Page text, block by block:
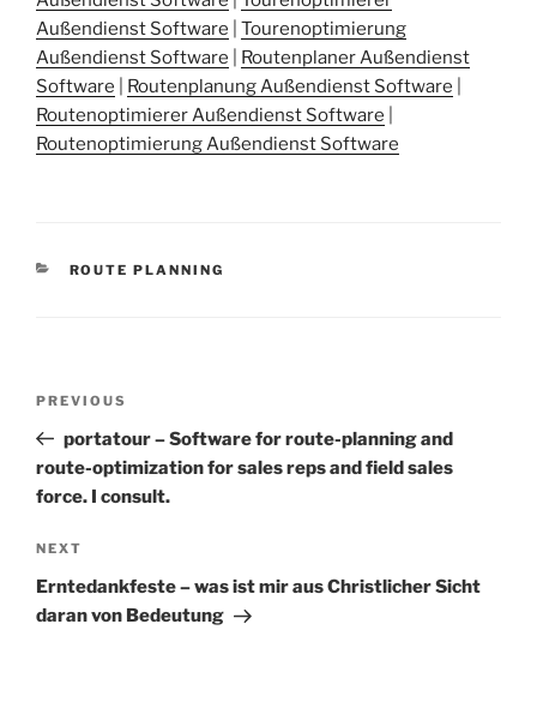
Außendienst Software
Tourenoptimierung
Außendienst Software
Routenplaner Außendienst
Software
Routenplanung Außendienst Software
Routenoptimierer Außendienst Software
Routenoptimierung Außendienst Software
CATEGORIES
ROUTE PLANNING
Previous
Post
PREVIOUS
portatour – Software for route-planning and
route-optimization for sales reps and field sales
force. I consult.
Next
Post
NEXT
Erntedankfeste – was ist mir aus Christlicher Sicht
daran von Bedeutung